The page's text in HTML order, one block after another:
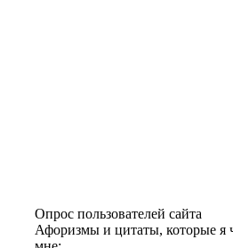
Опрос пользователей сайта
Афоризмы и цитаты, которые я